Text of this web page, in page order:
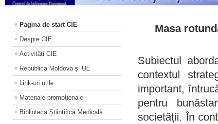
Pagina de start CIE
Despre CIE
Activități CIE
Republica Moldova și UE
Link-uri utile
Materiale promoţionale
Biblioteca Științifică Medicală
Masa
Subiectul
contextul
important,
pentru
societății. În